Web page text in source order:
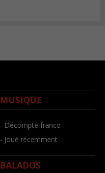
MUSIQUE
- Décompte franco
- Joué récemment
BALADOS